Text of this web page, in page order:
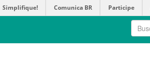
Simplifique! Comunica BR Participe